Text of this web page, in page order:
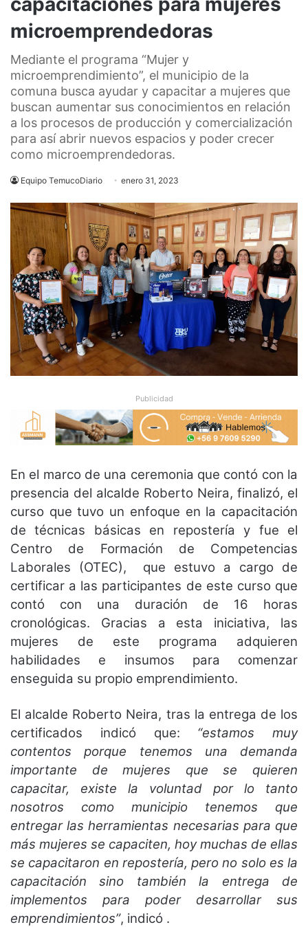
microemprendedoras
Mediante el programa “Mujer y
microemprendimiento”, el municipio de la
comuna busca ayudar y capacitar a mujeres que
buscan aumentar sus conocimientos en relación
a los procesos de producción y comercialización
para así abrir nuevos espacios y poder crecer
como microemprendedoras.
Equipo TemucoDiario enero 31, 2023
Publicidad
En el marco de una ceremonia que contó con la
presencia del alcalde Roberto Neira, finalizó, el
curso que tuvo un enfoque en la capacitación
de técnicas básicas en repostería y fue el
Centro de Formación de Competencias
Laborales (OTEC), que estuvo a cargo de
certificar a las participantes de este curso que
contó con una duración de 16 horas
cronológicas. Gracias a esta iniciativa, las
mujeres de este programa adquieren
habilidades e insumos para comenzar
enseguida su propio emprendimiento.
El alcalde Roberto Neira, tras la entrega de los
certificados indicó que: “estamos muy
contentos porque tenemos una demanda
importante de mujeres que se quieren
capacitar, existe la voluntad por lo tanto
nosotros como municipio tenemos que
entregar las herramientas necesarias para que
más mujeres se capaciten, hoy muchas de ellas
se capacitaron en repostería, pero no solo es la
capacitación sino también la entrega de
implementos para poder desarrollar sus
emprendimientos”, indicó .